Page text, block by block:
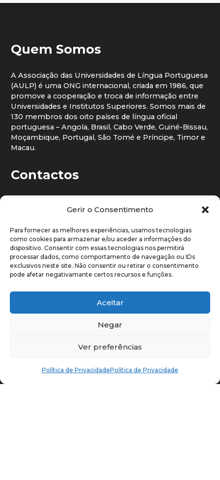
Gerir o Consentimento
Para fornecer as melhores experiências, usamos tecnologias
como cookies para armazenar e/ou aceder a informações do
dispositivo. Consentir com essas tecnologias nos permitirá
processar dados, como comportamento de navegação ou IDs
exclusivos neste site. Não consentir ou retirar o consentimento
pode afetar negativamante certos recursos e funções.
Aceitar
Negar
Ver preferências
Política de PrivacidadePolítica de Privacidade
Quem Somos
A Associação das Universidades de Língua Portuguesa
(AULP) é uma ONG internacional, criada em 1986, que
promove a cooperação e troca de informação entre
Universidades e Institutos Superiores. Somos mais de
130 membros dos oito países de língua oficial
portuguesa – Angola, Brasil, Cabo Verde, Guiné-Bissau,
Moçambique, Portugal, São Tomé e Príncipe, Timor e
Macau.
Contactos

Avenida Santos Dumont, 67, 2.º
1050-203 Lisboa, Portugal
 E-mail